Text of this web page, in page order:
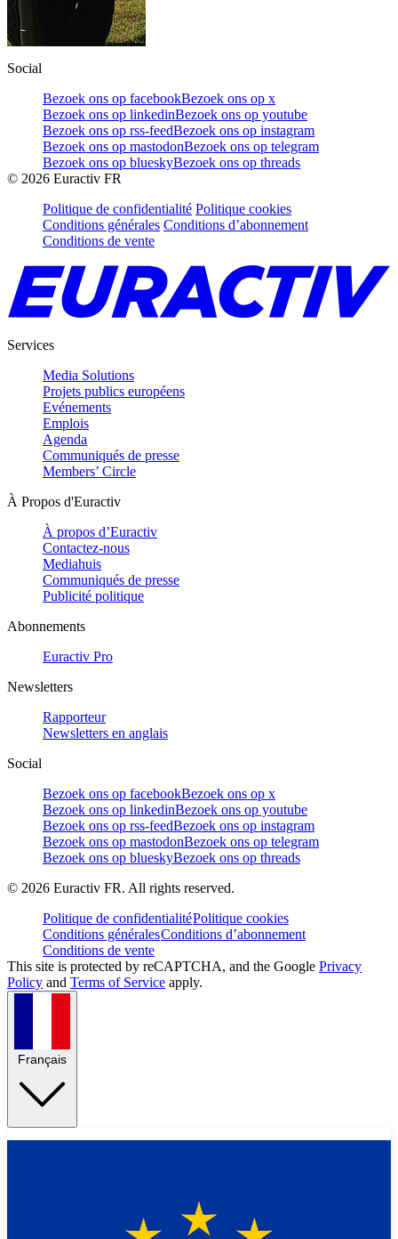
Social
Bezoek ons op facebookBezoek ons op x
Bezoek ons op linkedinBezoek ons op youtube
Bezoek ons op rss-feedBezoek ons op instagram
Bezoek ons op mastodonBezoek ons op telegram
Bezoek ons op blueskyBezoek ons op threads
© 2026 Euractiv FR
Politique de confidentialité Politique cookies
Conditions générales Conditions d’abonnement
Conditions de vente
Services
Media Solutions
Projets publics européens
Evénements
Emplois
Agenda
Communiqués de presse
Members’ Circle
À Propos d'Euractiv
À propos d’Euractiv
Contactez-nous
Mediahuis
Communiqués de presse
Publicité politique
Abonnements
Euractiv Pro
Newsletters
Rapporteur
Newsletters en anglais
Social
Bezoek ons op facebookBezoek ons op x
Bezoek ons op linkedinBezoek ons op youtube
Bezoek ons op rss-feedBezoek ons op instagram
Bezoek ons op mastodonBezoek ons op telegram
Bezoek ons op blueskyBezoek ons op threads
© 2026 Euractiv FR. All rights reserved.
Politique de confidentialitéPolitique cookies
Conditions généralesConditions d’abonnement
Conditions de vente
This site is protected by reCAPTCHA, and the Google Privacy
Policy and Terms of Service apply.
Français